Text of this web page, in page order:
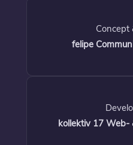
Concept
felipe
kollektiv 17